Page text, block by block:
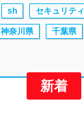
sh セキュリティ
神奈川県 千葉県